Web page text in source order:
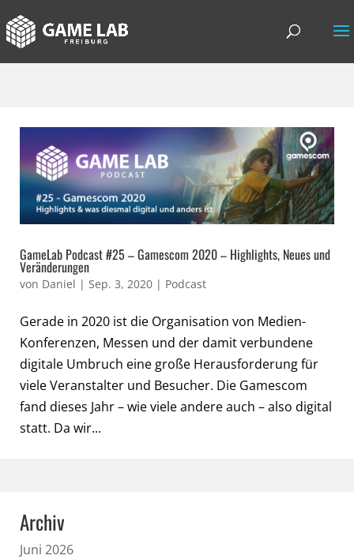
GameLab Podcast #25 – Gamescom 2020 – Highlights, Neues und
Veränderungen
von Daniel | Sep. 3, 2020 | Podcast
Gerade in 2020 ist die Organisation von Medien-
Konferenzen, Messen und der damit verbundene
digitale Umbruch eine große Herausforderung für
viele Veranstalter und Besucher. Die Gamescom
fand dieses Jahr – wie viele andere auch – also digital
statt. Da wir...
Archiv
Juni 2026